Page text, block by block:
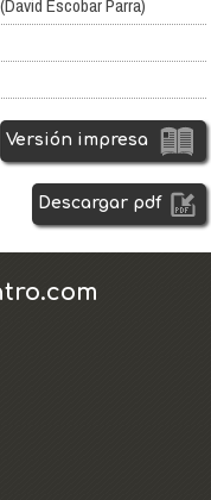
Versión impresa
Descargar pdf